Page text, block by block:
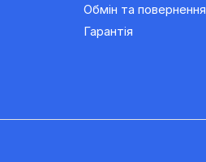
Обмін та повернення
Гарантія